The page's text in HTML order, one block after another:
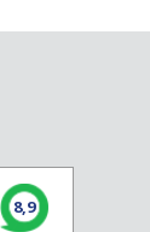
8,9